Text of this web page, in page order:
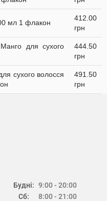
мл 1 флакон
412.00
грн
для сухого
444.50
грн
сухого волосся
491.50
грн
Будні:
Сб:
9:00 - 20:00
8:00 - 21:00